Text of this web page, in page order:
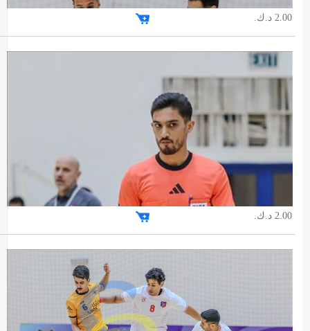
2.00 د.ك.
2.00 د.ك.